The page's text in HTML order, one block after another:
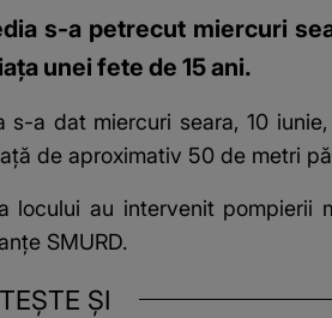
s-a petrecut miercuri
unei fete de 15 ani.
s-a dat miercuri seara, 10
de aproximativ 50 de metri
locului au intervenit pompierii
SMURD.
ȘI